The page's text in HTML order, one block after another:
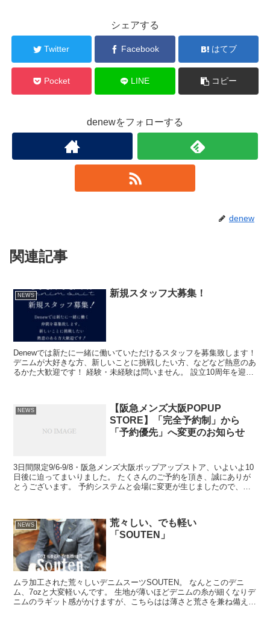
シェアする
Twitter Facebook はてブ
Pocket LINE コピー
denewをフォローする
denew
関連記事
NEWS 新規スタッフ大募集！
Denewでは新たに一緒に働いていただけるスタッフを募集致します！
デニムが大好きな方、新しいことに挑戦したい方、などなど熱意のあ
るかた大歓迎です！ 経験・未経験は問いません。 設立10周年を迎え
NEWS
【阪急メンズ大阪POPUP
STORE】「完全予約制」から
「予約優先」へ変更のお知らせ
3日間限定9/6-9/8・阪急メンズ大阪ポップアップストア、いよいよ10
日後に迫ってまいりました。 たくさんのご予約を頂き、誠にありが
とうございます。 予約システムと会場に変更が生じましたので、お
NEWS
荒々しい、でも軽い
「SOUTEN」
ムラ加工された荒々しいデニムスーツSOUTEN。 なんとこのデニ
ム、7ozと大変軽いんです。 生地が薄いほどデニムの糸が細くなりデ
ニムのラギット感がかけますが、こちらはは薄さと荒さを兼ね備えた